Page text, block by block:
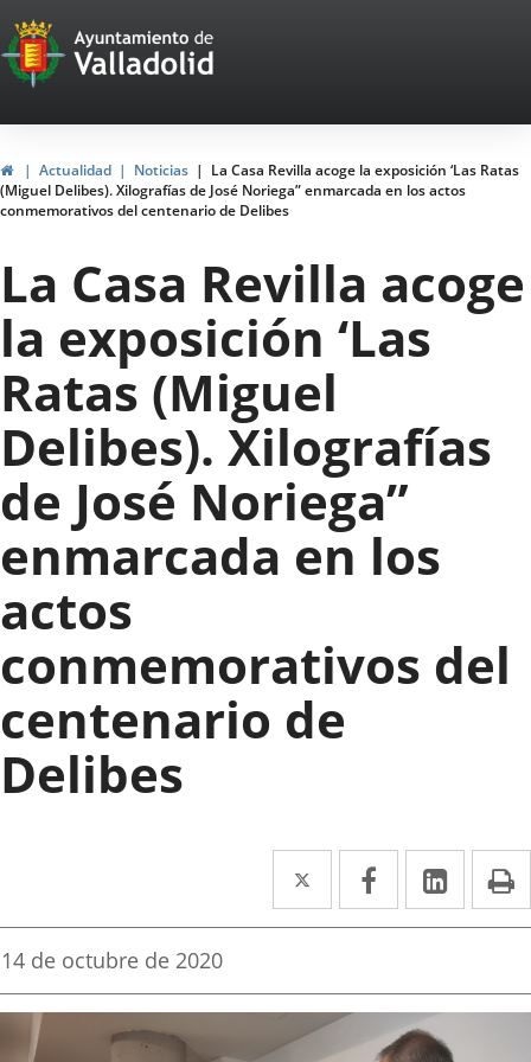
Portal
Web
del
Ayuntamiento
de
Valladolid
InicioActualidad Noticias
La Casa Revilla acoge la exposición ‘Las Ratas
(Miguel Delibes). Xilografías de José Noriega” enmarcada en los actos
conmemorativos del centenario de Delibes
La Casa Revilla acoge
la exposición ‘Las
Ratas (Miguel
Delibes). Xilografías
de José Noriega”
enmarcada en los
actos
conmemorativos del
centenario de
Delibes
Twitter
Enlace
a
aplicación
externa.
Facebook
Enlace
a
aplicación
externa.
Enlace
a
Fecha
la
noticia
14 de octubre de 2020